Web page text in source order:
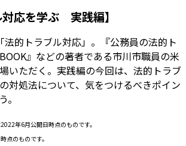
対応を学ぶ 実践編】
法的トラブル対応」。『公務員の法的ト
』などの著者である市川市職員の米
いただく。実践編の今回は、法的トラブ
対処法について、気をつけるべきポイン
。
年6月公開日時点のものです。
点のものです。